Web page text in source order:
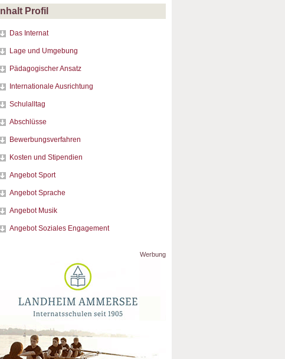
Inhalt Profil
Das Internat
Lage und Umgebung
Pädagogischer Ansatz
Internationale Ausrichtung
Schulalltag
Abschlüsse
Bewerbungsverfahren
Kosten und Stipendien
Angebot Sport
Angebot Sprache
Angebot Musik
Angebot Soziales Engagement
Werbung